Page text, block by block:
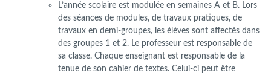
L’année scolaire est modulée en semaines A et B. Lors
des séances de modules, de travaux pratiques, de
travaux en demi-groupes, les élèves sont affectés dans
des groupes 1 et 2. Le professeur est responsable de
sa classe. Chaque enseignant est responsable de la
tenue de son cahier de textes. Celui-ci peut être